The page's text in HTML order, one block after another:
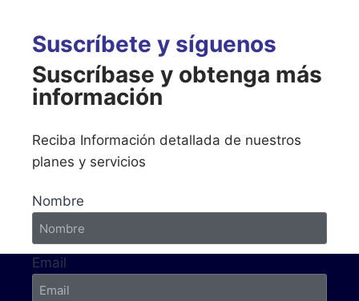
Suscríbete y síguenos
Suscríbase y obtenga más
información
Reciba Información detallada de nuestros
planes y servicios
Nombre
Email